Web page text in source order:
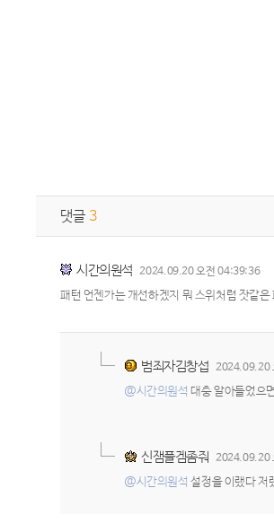
댓글 3
시간의원석 2024.09.20 오전 04:39:36
패턴 언젠가는 개선하겠지 뭐 스위처럼 잣같
범죄자김창섭 2024.09.20
@시간의원석 대충 알아들었으
신잼플겜좀줘 2024.09.20
@시간의원석 설정을 이랬다 저